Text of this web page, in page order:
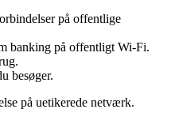
på offentlige
banking på offentligt Wi-Fi.
besøger.
på uetikerede netværk.